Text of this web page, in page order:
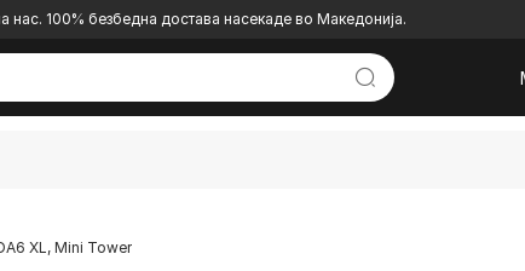
нас. 100% безбедна достава насекаде во Македонија.
XL, Mini Tower